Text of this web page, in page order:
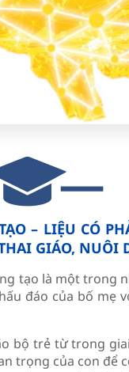
– LIỆU CÓ
GIÁO, NUÔI
tạo là một trong
đáo của bố mẹ
bộ trẻ từ trong
trọng của con để